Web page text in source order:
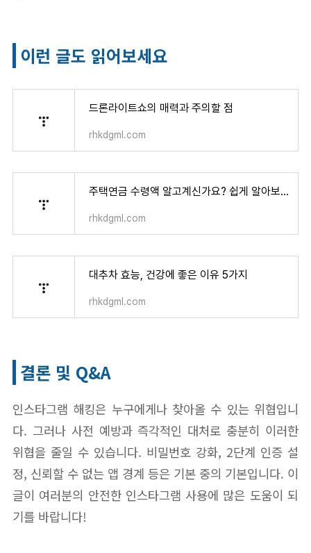
이런 글도 읽어보세요
드론라이트쇼의 매력과 주의할 점
rhkdgml.com
주택연금 수령액 알고계신가요? 쉽게 알아보기
rhkdgml.com
대추차 효능, 건강에 좋은 이유 5가지
rhkdgml.com
결론 및 Q&A
인스타그램 해킹은 누구에게나 찾아올 수 있는 위협입니
다. 그러나 사전 예방과 즉각적인 대처로 충분히 이러한
위협을 줄일 수 있습니다. 비밀번호 강화, 2단계 인증 설
정, 신뢰할 수 없는 앱 경계 등은 기본 중의 기본입니다. 이
글이 여러분의 안전한 인스타그램 사용에 많은 도움이 되
기를 바랍니다!